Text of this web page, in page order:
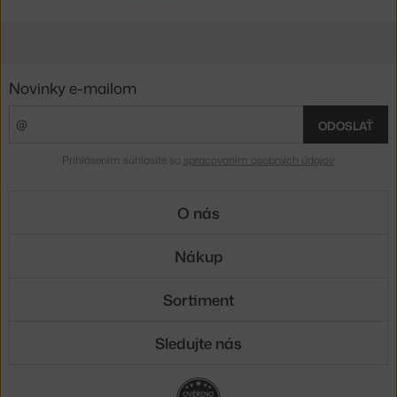
Novinky e-mailom
ODOSLAŤ
Prihlásením súhlasíte so spracovaním osobných údajov.
O nás
Nákup
Sortiment
Sledujte nás